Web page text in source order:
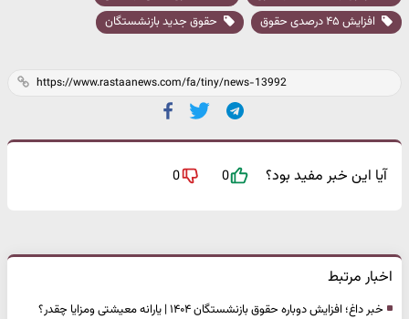
افزایش ۴۵ درصدی حقوق
حقوق جدید بازنشستگان
آیا این خبر مفید بود؟ 0
0
اخبار مرتبط
خبر داغ؛ افزایش دوباره حقوق بازنشستگان ۱۴۰۴ | یارانه معیشتی ومزایا چقدر؟